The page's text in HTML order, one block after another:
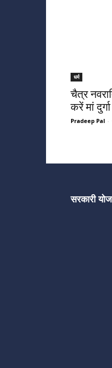
धर्म
चैत्र
करें मां
Pradeep Pal -
सरकारी